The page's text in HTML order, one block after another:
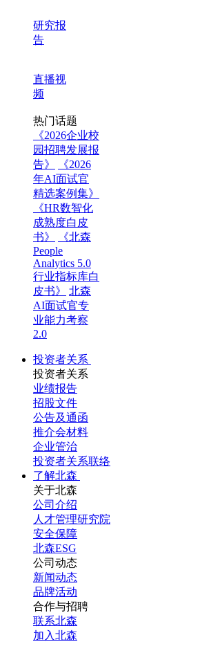
研究报
告
直播视
频
热门话题
《2026企业校
园招聘发展报
告》
《2026
年AI面试官
精选案例集》
《HR数智化
成熟度白皮
书》
《北森
People
Analytics 5.0
行业指标库白
皮书》
北森
AI面试官专
业能力考察
2.0
投资者关系
投资者关系
业绩报告
招股文件
公告及通函
推介会材料
企业管治
投资者关系联络
了解北森
关于北森
公司介绍
人才管理研究院
安全保障
北森ESG
公司动态
新闻动态
品牌活动
合作与招聘
联系北森
加入北森